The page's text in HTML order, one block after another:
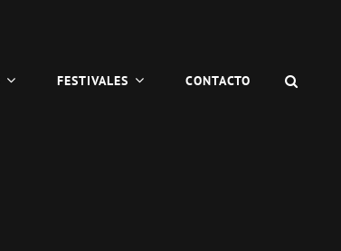
FESTIVALES CONTACTO